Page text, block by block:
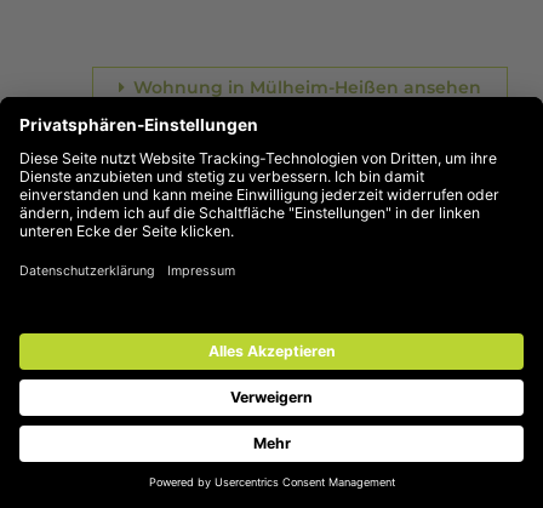
Wohnung in Mülheim-Heißen ansehen
1
Wohnen in Mülheim an der Ruhr? Natürlich bei der SWB!
Die SWB ist der große Vermieter in Mülheim. Als
Wohnungsunternehmen der Stadt Mülheim an der Ruhr
bietet die SWB bezahlbare Wohnungen für alle
Zielgruppen. Und Quartiere, in denen alle Mülheimerinnen
von Alter oder Einkommen.